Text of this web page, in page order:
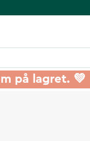
på lagret. 💚